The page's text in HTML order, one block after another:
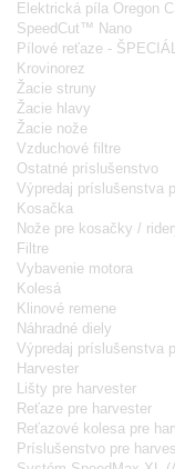
Elektrická píla Oregon
SpeedCut™ Nano
Pílové reťaze -
Krovinorez
Žacie struny
Žacie hlavy
Žacie nože
Vzduchové filtre
Ostatné príslušenstvo
Výpredaj príslušenstva
Kosačka
Nože pre kosačky /
Filtre
Vybavenie motora
Kolesá
Klinové remene
Náhradné diely
Výpredaj príslušenstva
Harvester
Lišty pre harvester
Reťaze pre harvester
Reťazové kolesa pre
Príslušenstvo pre